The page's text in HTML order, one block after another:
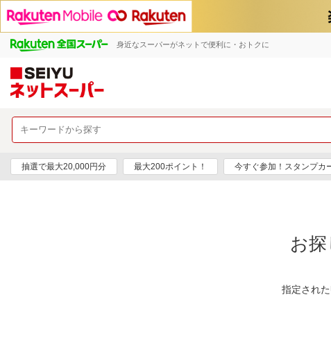
身近なスーパーがネットで便利に・おトクに
抽選で最大20,000円分 最大200ポイント！ 今すぐ参加！スタンプカ
お
指定され